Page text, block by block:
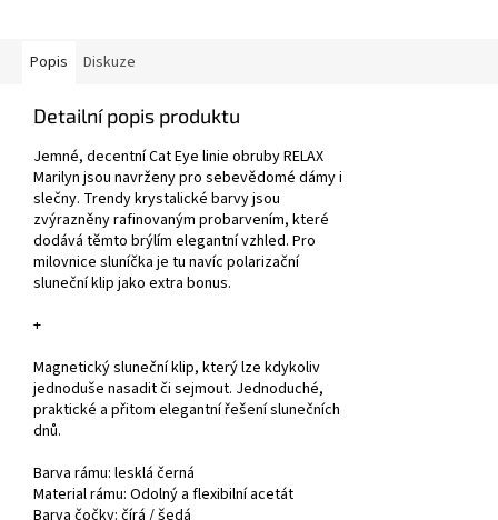
Popis Diskuze
Detailní popis produktu
Jemné, decentní Cat Eye linie obruby RELAX
Marilyn jsou navrženy pro sebevědomé dámy i
slečny. Trendy krystalické barvy jsou
zvýrazněny rafinovaným probarvením, které
dodává těmto brýlím elegantní vzhled. Pro
milovnice sluníčka je tu navíc polarizační
sluneční klip jako extra bonus.
+
Magnetický sluneční klip, který lze kdykoliv
jednoduše nasadit či sejmout. Jednoduché,
praktické a přitom elegantní řešení slunečních
dnů.
Barva rámu: lesklá černá
Material rámu: Odolný a flexibilní acetát